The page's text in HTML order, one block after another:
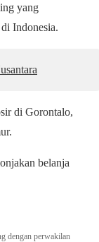
yang
Indonesia.
di Gorontalo,
belanja
dengan perwakilan